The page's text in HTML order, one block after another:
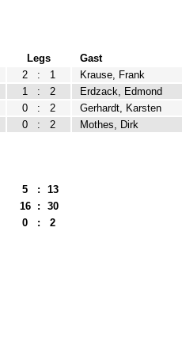
Legs
Gast
2 : 1
Krause, Frank
1 : 2
Erdzack, Edmond
0 : 2
Gerhardt, Karsten
0 : 2 Mothes, Dirk
5 :
13
16 :
30
0 : 2